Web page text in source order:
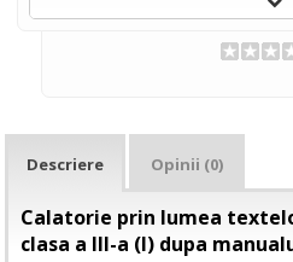
Descriere Opinii (0)
Calatorie prin lumea
clasa a III-a (I) dupa